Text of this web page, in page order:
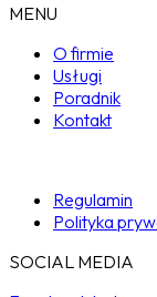
MENU
O firmie
Usługi
Poradnik
Kontakt
Regulamin
Polityka
SOCIAL MEDIA